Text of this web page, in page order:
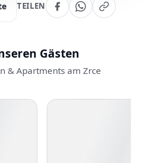
TEILEN
Gästen
& Apartments am Zrce